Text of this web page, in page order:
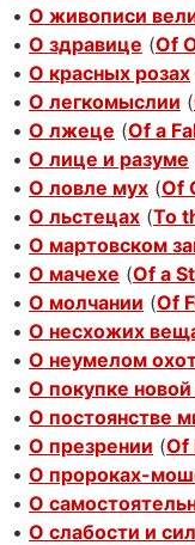
• О живописи
• О здравице (Of
• О красных розах
• О легкомыслии (
• О лжеце (Of a
• О лице и разуме
• О ловле мух (Of
• О льстецах (To
• О мартовском
• О мачехе (Of a
• О молчании (Of
• О несхожих
• О неумелом
• О покупке
• О постоянстве
• О презрении (Of
• О пророках-
• О
• О слабости и